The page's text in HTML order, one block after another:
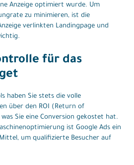
Anzeige optimiert wurde. Um
zu minimieren, ist die
verlinkten Landingpage und
für das
haben Sie stets die volle
über den ROI (Return of
Sie eine Conversion gekostet hat.
ist Google Ads ein
um qualifizierte Besucher auf